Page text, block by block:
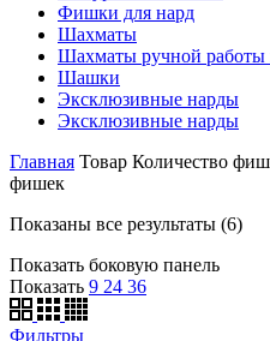
Фишки для нард
Шахматы
Шахматы ручной работы
Шашки
Эксклюзивные нарды
Эксклюзивные нарды
Главная Товар Количество
фишек
Показаны все результаты (6)
Показать боковую панель
Показать 9 24 36
Фильтры